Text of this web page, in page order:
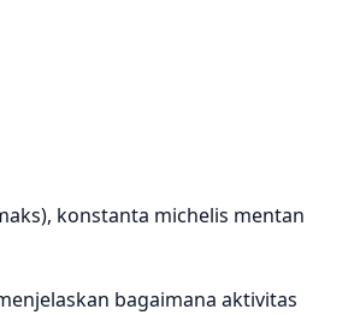
konstanta michelis mentan
bagaimana aktivitas